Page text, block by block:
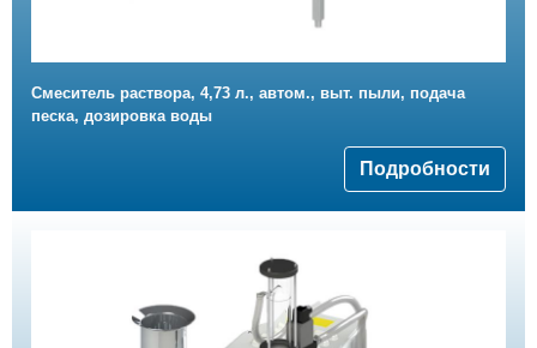
Смеситель раствора, 4,73 л., автом., выт. пыли, подача
песка, дозировка воды
Подробности